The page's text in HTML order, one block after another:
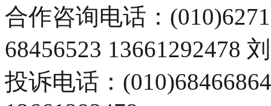
合作咨询电话：
68456523 13661292478
投诉电话：